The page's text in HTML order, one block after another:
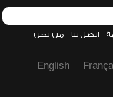
اتصل بنا من نحن
English